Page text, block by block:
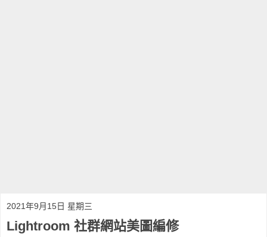
2021年9月15日 星期三
Lightroom 社群網站美圖編修